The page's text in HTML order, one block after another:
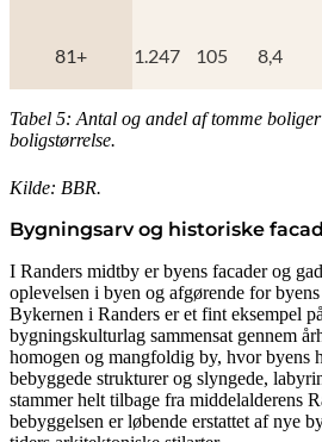
81+ 1.247 105 8,4
Tabel 5: Antal og andel af tomme
boligstørrelse.
Kilde: BBR.
Bygningsarv og historiske
I Randers midtby er byens facader og
oplevelsen i byen og afgørende for
Bykernen i Randers er et fint eksempel
bygningskulturlag sammensat gennem
homogen og mangfoldig by, hvor byens
bebyggede strukturer og slyngede,
stammer helt tilbage fra middelalderens
bebyggelsen er løbende erstattet af nye